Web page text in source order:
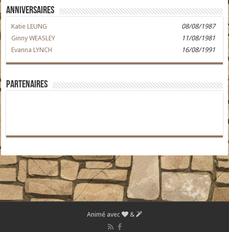
Anniversaires
Katie LEUNG
08/08/1987
Ginny WEASLEY
11/08/1981
Evanna LYNCH
16/08/1991
Partenaires
Animé avec &